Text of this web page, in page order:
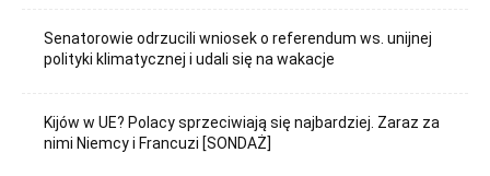
Senatorowie odrzucili wniosek o referendum ws. unijnej
polityki klimatycznej i udali się na wakacje
Kijów w UE? Polacy sprzeciwiają się najbardziej. Zaraz za
nimi Niemcy i Francuzi [SONDAŻ]